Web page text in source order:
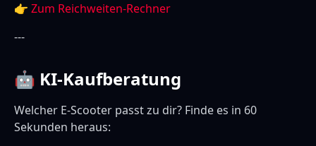
👉 Zum Reichweiten-Rechner
---
🤖 KI-Kaufberatung
Welcher E-Scooter passt zu dir? Finde es in 60
Sekunden heraus: